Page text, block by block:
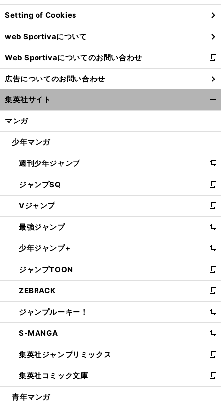
王
。
ン
ド
ウ
で
開
く
Setting of Cookies
web Sportivaについて
Web Sportivaについてのお問い合わせ
新
し
い
ウ
ィ
ン
ウ
開
く
広告についてのお問い合わせ
集英社サイト
マンガ
少年マンガ
週刊少年ジャンプ
新
し
い
ウ
ィ
ン
ド
ウ
で
開
く
ジャンプSQ
新
し
い
ウ
ィ
ン
ド
ウ
で
開
く
Vジャンプ
新
し
い
ウ
ィ
ン
ド
ウ
で
開
く
最強ジャンプ
新
し
い
ウ
ィ
ン
ド
ウ
で
開
く
少年ジャンプ+
新
し
い
ウ
ィ
ン
ド
ウ
で
開
く
ジャンプTOON
新
し
い
ウ
ィ
ン
ド
ウ
で
開
く
ZEBRACK
新
し
い
ウ
ィ
ン
ド
ウ
で
開
ジャンプルーキー！
新
し
い
ウ
ィ
ン
ド
ウ
S-MANGA
新
し
い
ウ
ィ
ン
集英社ジャンプリミックス
新
し
い
ウ
集英社コミック文庫
新
し
青年マンガ